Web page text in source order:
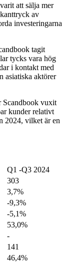
att sälja mer
av
investeringarna
tagit
tycks vara hög
i kontakt med
asiatiska aktörer
Scandbook vuxit
kunder relativt
2024, vilket är en
Q1 -Q3 2024
303
3,7%
-9,3%
-5,1%
53,0%
-
141
46,4%